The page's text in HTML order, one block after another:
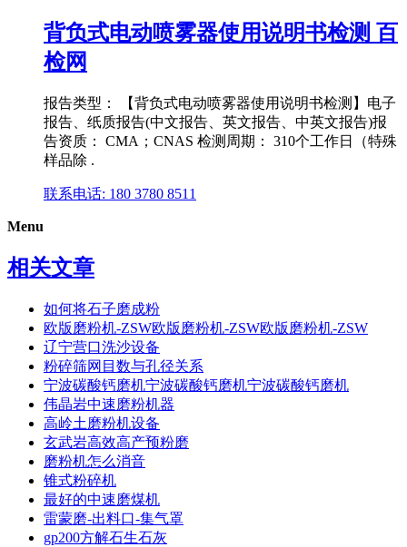
背负式电动喷雾器使用说明书检测 百
检网
报告类型： 【背负式电动喷雾器使用说明书检测】电子
报告、纸质报告(中文报告、英文报告、中英文报告)报
告资质： CMA；CNAS 检测周期： 310个工作日（特殊
样品除 .
联系电话: 180 3780 8511
Menu
相关文章
如何将石子磨成粉
欧版磨粉机-ZSW欧版磨粉机-ZSW欧版磨粉机-ZSW
辽宁营口洗沙设备
粉碎筛网目数与孔径关系
宁波碳酸钙磨机宁波碳酸钙磨机宁波碳酸钙磨机
伟晶岩中速磨粉机器
高岭土磨粉机设备
玄武岩高效高产预粉磨
磨粉机怎么消音
锥式粉碎机
最好的中速磨煤机
雷蒙磨-出料口-集气罩
gp200方解石生石灰